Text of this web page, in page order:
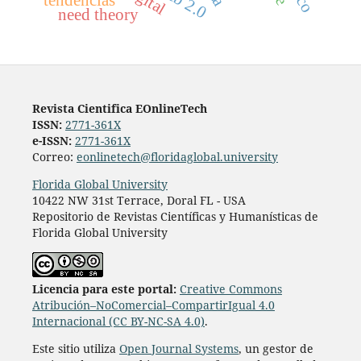
need theory
Revista Cientifica EOnlineTech
ISSN: 2771-361X
e-ISSN: 2771-361X
Correo: eonlinetech@floridaglobal.university
Florida Global University
10422 NW 31st Terrace, Doral FL - USA
Repositorio de Revistas Científicas y Humanísticas de
Florida Global University
Licencia para este portal: Creative Commons
Atribución–NoComercial–CompartirIgual 4.0
Internacional (CC BY-NC-SA 4.0).
Este sitio utiliza Open Journal Systems, un gestor de